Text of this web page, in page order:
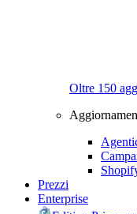
Oltre 150
Prezzi
Enterprise